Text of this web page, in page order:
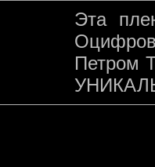
Эта
Петром